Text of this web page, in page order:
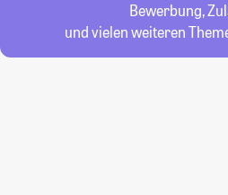
Bewerbung,
und vielen weiteren